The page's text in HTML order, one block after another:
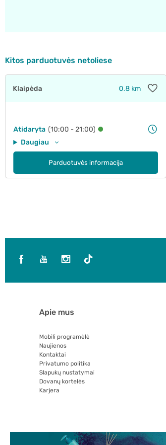
Kitos parduotuvės netoliese
Klaipėda 0.8 km
Atidaryta (10:00 - 21:00)
Daugiau
Parduotuvės informacija
Apie mus
Mobili programėlė
Naujienos
Kontaktai
Privatumo politika
Slapukų nustatymai
Dovanų kortelės
Karjera